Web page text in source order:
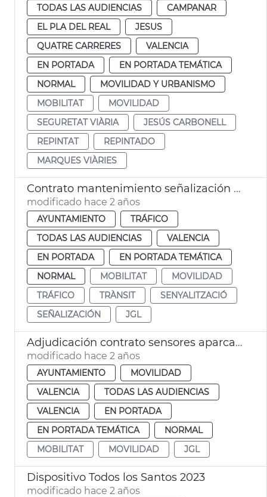
TODAS LAS AUDIENCIAS
CAMPANAR
EL PLA DEL REAL
JESUS
QUATRE CARRERES
VALENCIA
EN PORTADA
EN PORTADA TEMÁTICA
NORMAL
MOVILIDAD Y URBANISMO
MOBILITAT
MOVILIDAD
SEGURETAT VIÀRIA
JESÚS CARBONELL
REPINTAT
REPINTADO
MARQUES VIÀRIES
Contrato mantenimiento señalización tráfico
modificado hace 2 años
AYUNTAMIENTO
TRÁFICO
TODAS LAS AUDIENCIAS
VALENCIA
EN PORTADA
EN PORTADA TEMÁTICA
NORMAL
MOBILITAT
MOVILIDAD
TRÁFICO
TRÀNSIT
SENYALITZACIÓ
SEÑALIZACIÓN
JGL
Adjudicación contrato sensores aparcamiento
modificado hace 2 años
AYUNTAMIENTO
MOVILIDAD
VALENCIA
TODAS LAS AUDIENCIAS
VALENCIA
EN PORTADA
EN PORTADA TEMÁTICA
NORMAL
MOBILITAT
MOVILIDAD JGL
Dispositivo Todos los Santos 2023
modificado hace 2 años